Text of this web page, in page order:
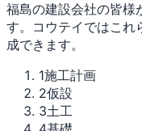
福島の建設会社の皆様
す。コウテイではこれ
成できます。
1施工計画
2仮設
3土工